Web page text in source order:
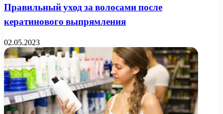
Правильный уход за волосами после
кератинового выпрямления
02.05.2023